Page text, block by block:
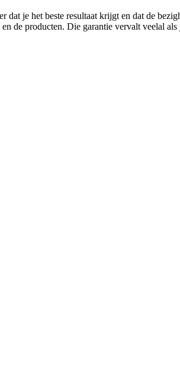
je het beste resultaat krijgt en dat de
de producten. Die garantie vervalt veelal